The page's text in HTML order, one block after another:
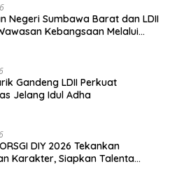
Negeri Sumbawa Barat dan LDII
Kebangsaan Melalui
Gandeng LDII Perkuat
Jelang Idul Adha
DIY 2026 Tekankan
Karakter, Siapkan Talenta